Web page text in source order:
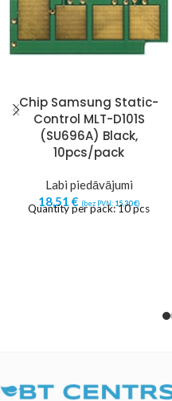
Chip Samsung Static-
Control MLT-D101S
(SU696A) Black,
10pcs/pack
Labi piedāvājumi
18,51 € (bez PVN: 15,30€)
Quantity per pack: 10 pcs